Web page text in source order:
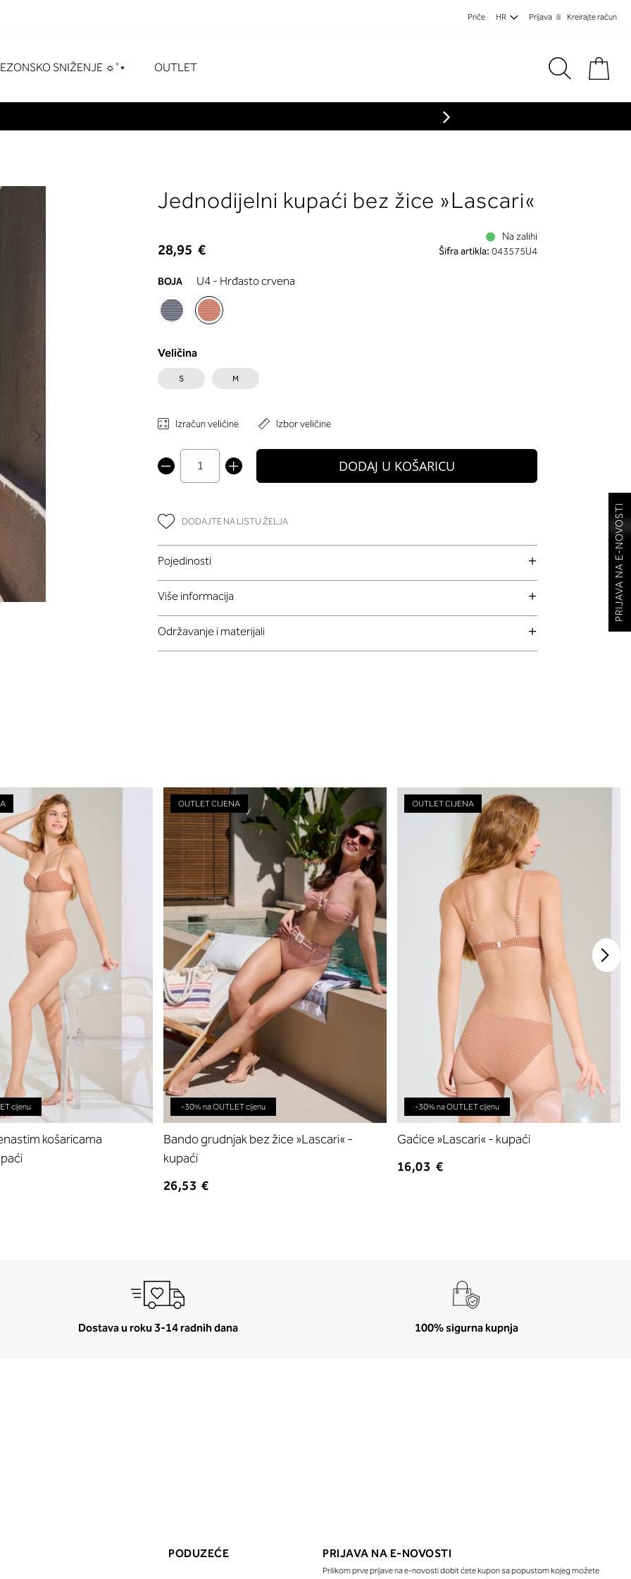
Priče HR Prijava Kreirajte račun
SNIŽENJE ☼˚⋆ OUTLET
Jednodijelni kupaći bez žice »Lascari«
28,95 €
Na zalihi
Šifra artikla: 043575U4
BOJA U4 - Hrđasto crvena
Veličina
S M
Izračun veličine Izbor veličine
DODAJ U KOŠARICU
DODAJTE NA LISTU ŽELJA
Pojedinosti
Više informacija
Održavanje i materijali
cijenu
košaricama
-30% na OUTLET cijenu
OUTLET CIJENA
Bando grudnjak bez žice »Lascari« -
kupaći
26,53 €
-30% na OUTLET cijenu
OUTLET CIJENA
Gaćice »Lascari« - kupaći
16,03 €
Dostava u roku 3-14 radnih dana 100% sigurna kupnja
PODUZEĆE PRIJAVA NA E-NOVOSTI
Prilikom prve prijave na e-novosti dobit ćete kupon sa popustom kojeg možete
PRIJAVA NA E-NOVOSTI